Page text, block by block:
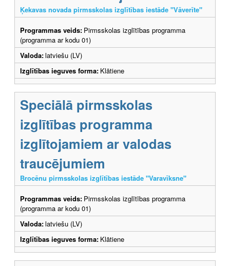
Ķekavas novada pirmsskolas izglītības iestāde "Vāverīte"
Programmas veids: Pirmsskolas izglītības programma
(programma ar kodu 01)
Valoda:latviešu (LV)
Izglītības ieguves forma: Klātiene
Speciālā pirmsskolas
izglītības programma
izglītojamiem ar valodas
traucējumiem
Brocēnu pirmsskolas izglītības iestāde "Varavīksne"
Programmas veids: Pirmsskolas izglītības programma
(programma ar kodu 01)
Valoda:latviešu (LV)
Izglītības ieguves forma: Klātiene